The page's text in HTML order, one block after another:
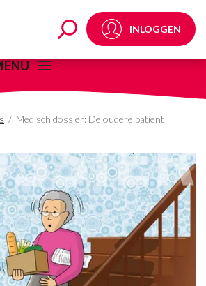
dossier: De
INLOGGEN
/ Medisch dossier: De oudere patiënt